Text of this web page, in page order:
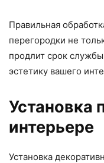
Правильная
перегородки не
продлит срок
эстетику вашего
Установка
интерьере
Установка